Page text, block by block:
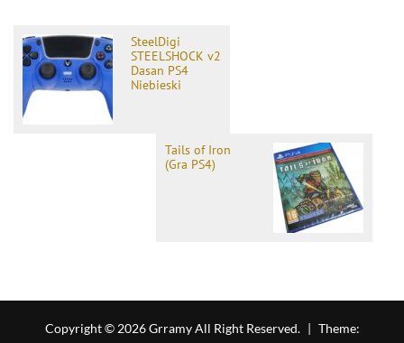
SteelDigi
STEELSHOCK v2
Dasan PS4
Niebieski
Tails of Iron
(Gra PS4)
Copyright © 2026 Grramy All Right Reserved. | Theme: